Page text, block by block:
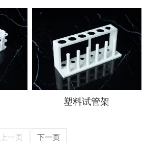
塑料试管架
上一页 下一页